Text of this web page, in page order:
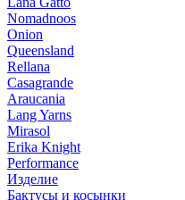
Nomadnoos
Onion
Queensland
Rellana
Casagrande
Araucania
Lang Yarns
Mirasol
Erika Knight
Performance
Изделие
Бактусы и косынки